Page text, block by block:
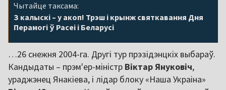
Чытайце таксама:
З калыскі – у акоп! Трэш і крынж святкавання Дня
Перамогі ў Расеі і Беларусі
…26 снежня 2004-га. Другі тур прэзідэнцкіх выбараў.
Кандыдаты – прэм'ер-міністр Віктар Януковіч,
ураджэнец Янакіева, і лідар блоку «Наша Украіна»